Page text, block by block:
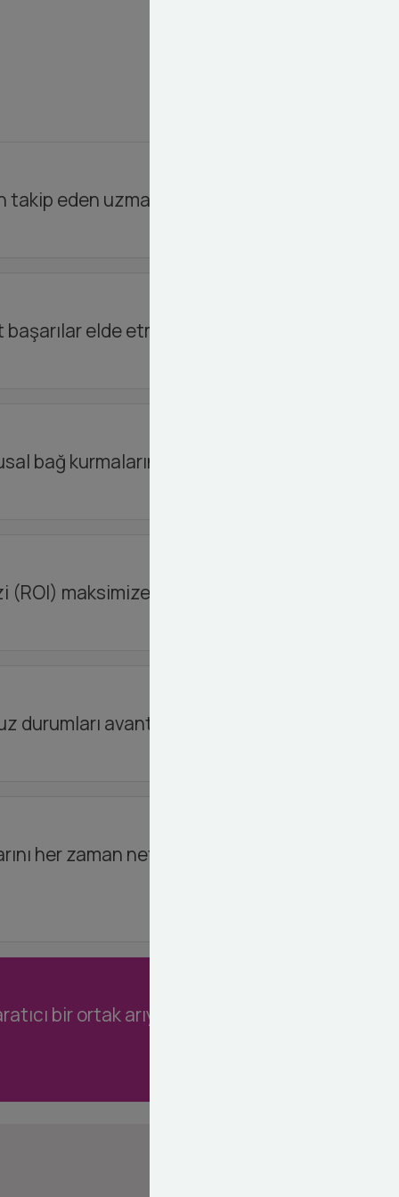
eden uzman bir ekibe sahibiz.
elde etmenizi sağlıyoruz.
kurmalarına yardımcı oluyoruz.
maksimize ediyoruz.
durumları avantaja çeviriyoruz.
her zaman net bir şekilde görmenizi
bir ortak arıyorsanız, Dashy Digital